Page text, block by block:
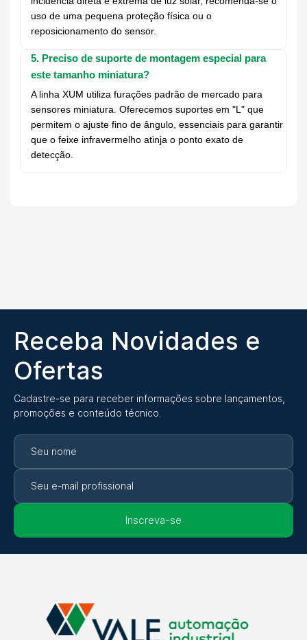
uso de uma pequena proteção física ou o
reposicionamento do sensor.
5. Preciso de suporte de montagem especial para
este tamanho miniatura?
A linha XUM utiliza furações padrão de mercado para
sensores miniatura. Oferecemos suportes em "L" que
permitem o ajuste fino de ângulo, essenciais para garantir
que o feixe infravermelho atinja o ponto exato de
detecção.
Receba Novidades e
Ofertas
Cadastre-se para receber informações sobre lançamentos,
promoções e conteúdo técnico.
Inscreva-se